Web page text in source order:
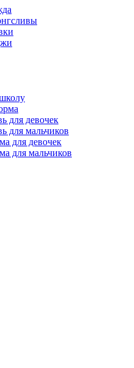
для девочек
для мальчиков
для девочек
для мальчиков